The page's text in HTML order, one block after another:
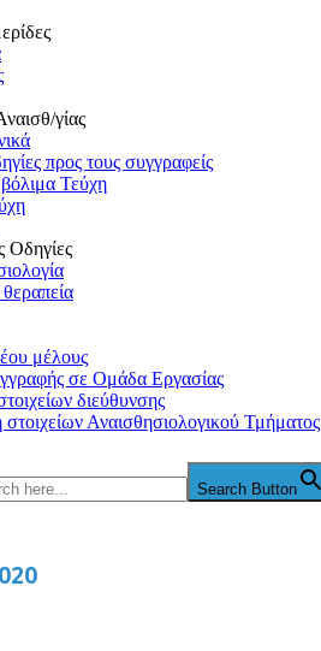
γίας
προς τους συγγραφείς
Τεύχη
Οδηγίες
μέλους
σε Ομάδα Εργασίας
διεύθυνσης
Αναισθησιολογικού Τμήματος
Search Button